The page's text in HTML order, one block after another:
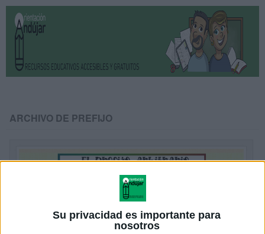
Su privacidad es importante para
nosotros
ARCHIVO DE PREFIJO